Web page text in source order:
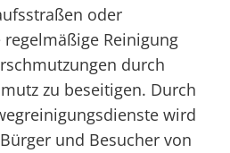
oder
Reinigung
durch
zu beseitigen. Durch
wird
und Besucher von